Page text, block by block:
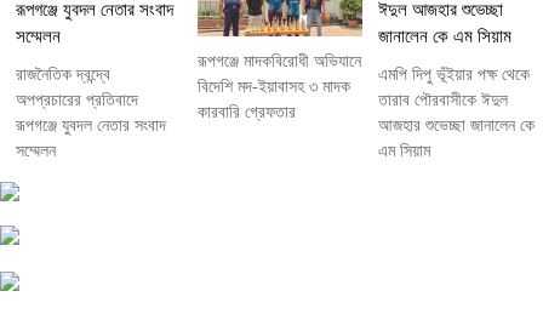
রাজনৈতিক দ্বন্দ্বে
অপপ্রচারের প্রতিবাদে
‎রূপগঞ্জে যুবদল নেতার সংবাদ
সম্মেলন ‎
রূপগঞ্জে মাদকবিরোধী অভিযানে
বিদেশি মদ-ইয়াবাসহ ৩ মাদক
কারবারি গ্রেফতার
এমপি দিপু ভূঁইয়ার পক্ষ থেকে
তারাব পৌরবাসীকে ঈদুল
আজহার শুভেচ্ছা জানালেন কে
এম সিয়াম